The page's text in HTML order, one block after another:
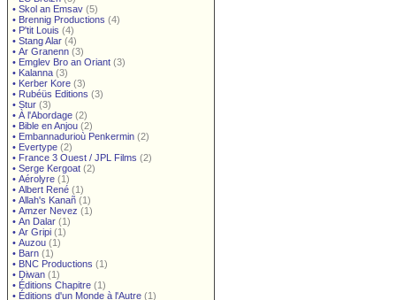
• Skol an Emsav (5)
• Brennig Productions (4)
• P'tit Louis (4)
• Stang Alar (4)
• Ar Granenn (3)
• Emglev Bro an Oriant (3)
• Kalanna (3)
• Kerber Kore (3)
• Rubéüs Editions (3)
• Stur (3)
• À l'Abordage (2)
• Bible en Anjou (2)
• Embannadurioù Penkermin (2)
• Evertype (2)
• France 3 Ouest / JPL Films (2)
• Serge Kergoat (2)
• Aérolyre (1)
• Albert René (1)
• Allah's Kanañ (1)
• Amzer Nevez (1)
• An Dalar (1)
• Ar Gripi (1)
• Auzou (1)
• Barn (1)
• BNC Productions (1)
• Diwan (1)
• Éditions Chapitre (1)
• Éditions d'un Monde à l'Autre (1)